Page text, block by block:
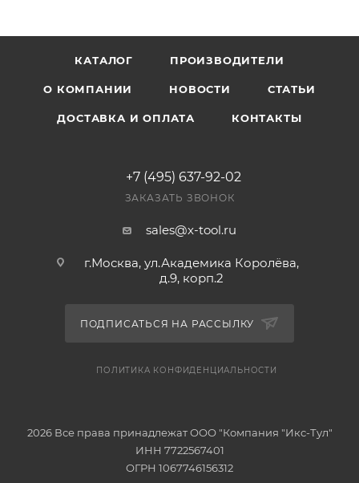
КАТАЛОГ ПРОИЗВОДИТЕЛИ
О КОМПАНИИ НОВОСТИ СТАТЬИ
ДОСТАВКА И ОПЛАТА КОНТАКТЫ
+7 (495) 637-92-02
ЗАКАЗАТЬ ЗВОНОК
sales@x-tool.ru
г.Москва, ул.Академика Королёва,
д.9, корп.2
ПОДПИСАТЬСЯ НА РАССЫЛКУ
ПОЛИТИКА КОНФИДЕНЦИАЛЬНОСТИ
2026 Все права принадлежат ООО "Компания "Икс-Тул"
ИНН 7722567401
ОГРН 1067746156312